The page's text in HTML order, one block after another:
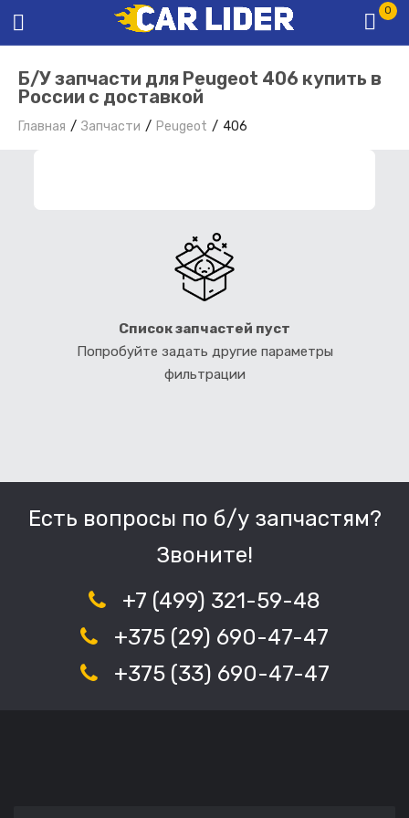
0
Б/У запчасти для Peugeot 406 купить в
России с доставкой
Главная Запчасти Peugeot 406
Список запчастей пуст
Попробуйте задать другие параметры
фильтрации
Есть вопросы по б/у запчастям?
Звоните!
+7 (499) 321-59-48
+375 (29) 690-47-47
+375 (33) 690-47-47